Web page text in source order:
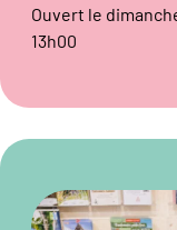
Ouvert le
13h00